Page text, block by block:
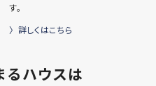
す。
詳しくはこちら
るハウスは